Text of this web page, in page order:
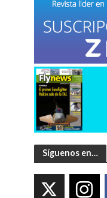
Síguenos en…